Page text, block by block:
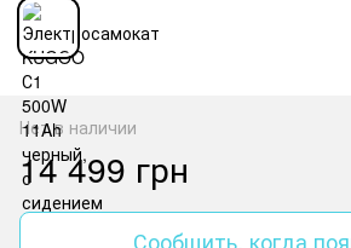
Нет в наличии
14 499 грн
Сообщить, когда